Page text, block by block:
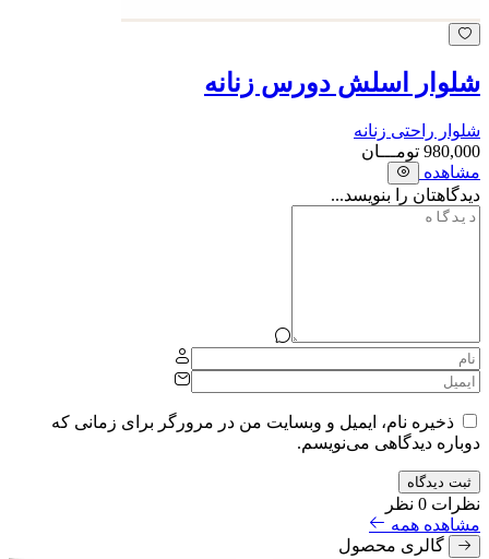
شلوار اسلش دورس زنانه
شلوار راحتی زنانه
980,000 تومـــان
مشاهده
دیدگاهتان را بنویسد...
ذخیره نام، ایمیل و وبسایت من در مرورگر برای زمانی که
دوباره دیدگاهی می‌نویسم.
ثبت دیدگاه
نظرات 0 نظر
مشاهده همه
گالری محصول